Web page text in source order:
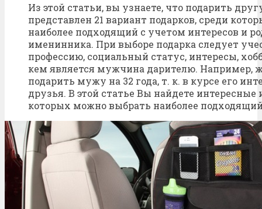
Из этой статьи, вы узнаете, что подарить
представлен 21 вариант подарков, среди
наиболее подходящий с учетом интересов и
именинника. При выборе подарка следует
профессию, социальный статус, интересы,
кем является мужчина дарителю. Например,
подарить мужу на 32 года, т. к. в курсе его
друзья. В этой статье Вы найдете интересные
которых можно выбрать наиболее